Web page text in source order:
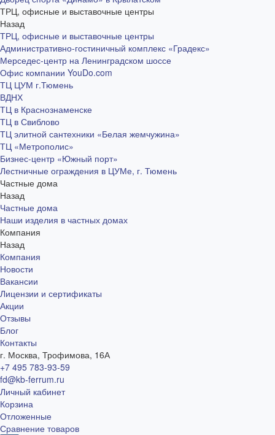
ТРЦ, офисные и выставочные центры
Назад
ТРЦ, офисные и выставочные центры
Административно-гостиничный комплекс «Градекс»
Мерседес-центр на Ленинградском шоссе
Офис компании YouDo.com
ТЦ ЦУМ г.Тюмень
ВДНХ
ТЦ в Краснознаменске
ТЦ в Свиблово
ТЦ элитной сантехники «Белая жемчужина»
ТЦ «Метрополис»
Бизнес-центр «Южный порт»
Лестничные ограждения в ЦУМе, г. Тюмень
Частные дома
Назад
Частные дома
Наши изделия в частных домах
Компания
Назад
Компания
Новости
Вакансии
Лицензии и сертификаты
Акции
Отзывы
Блог
Контакты
г. Москва, Трофимова, 16А
+7 495 783-93-59
fd@kb-ferrum.ru
Личный кабинет
Корзина
Отложенные
Сравнение товаров